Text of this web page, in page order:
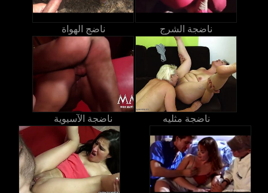
ناضج الهواة ناضجة الشرج
ناضجة الآسيوية ناضجة مثليه